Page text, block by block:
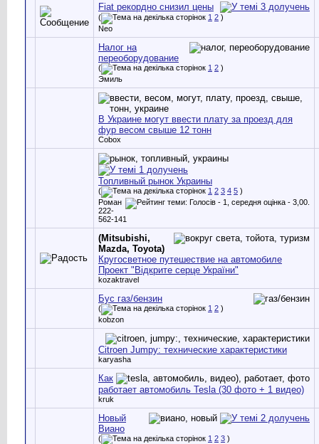
Fiat рекордно снизил цены
( 1 2 )
Neo
Налог на
переоборудование
( 1 2 )
Эмиль
В Украине могут ввести плату за проезд для
фур весом свыше 12 тонн
Cobox
Топливный рынок Украины
( 1 2 3 4 5 )
Роман
222-
562-141
(Mitsubishi,
Mazda, Toyota)
Кругосветное путешествие на автомобиле
Проект "Відкрите серце України"
kozaktravel
Бус газ/бензин
( 1 2 )
kobzon
Citroen Jumpy: технические характеристики
karyasha
Как
работает автомобиль Tesla (30 фото + 1 видео)
kruk
Новый
Виано
( 1 2 3 )